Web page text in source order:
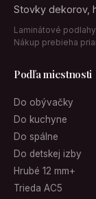
Stovky dekorov,
Laminátové
Nákup prebieha
Podľa miestnosti
Do obývačky
Do kuchyne
Do spálne
Do detskej izby
Hrubé 12 mm+
Trieda AC5